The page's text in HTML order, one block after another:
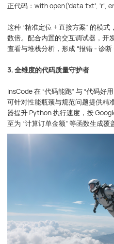
正代码：with open('data.txt', 'r',
这种 “精准定位 + 直接方案” 的模
数倍。配合内置的交互调试器，开
查看与堆栈分析，形成 “报错 - 诊断
3. 全维度的代码质量守护者
InsCode 在 “代码能跑” 与 “代码好
可针对性能瓶颈与规范问题提供精
器提升 Python 执行速度，按
至为 “计算订单金额” 等函数生成覆